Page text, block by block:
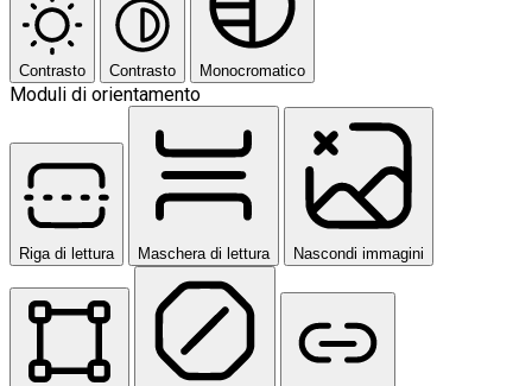
Contrasto Contrasto Monocromatico
Moduli di orientamento
Riga di lettura Maschera di lettura Nascondi immagini